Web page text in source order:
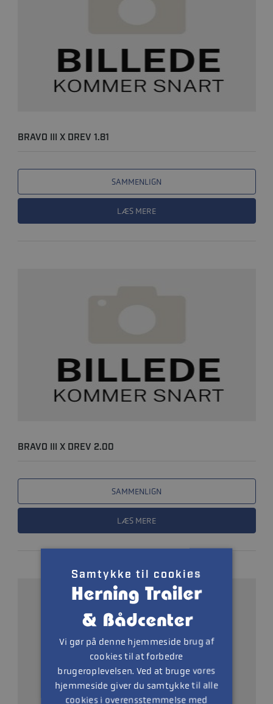
BRAVO III X DREV 1.81
SAMMENLIGN
LÆS MERE
BRAVO III X DREV 2.00
SAMMENLIGN
LÆS MERE
Samtykke til cookies
Vi gør på denne hjemmeside brug af
cookies til at forbedre
brugeroplevelsen. Ved at bruge vores
hjemmeside giver du samtykke til alle
cookies i overensstemmelse med